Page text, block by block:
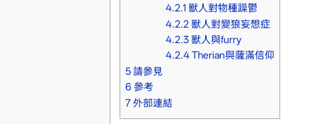
4.2.1 獸人對物種躁鬱
4.2.2 獸人對變狼妄想症
4.2.3 獸人與furry
4.2.4 Therian與薩滿信仰
5 請參見
6 參考
7 外部連結